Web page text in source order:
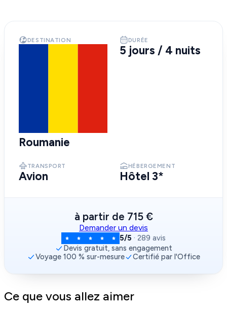
DESTINATION
Roumanie
DURÉE
5 jours / 4 nuits
TRANSPORT
Avion
HÉBERGEMENT
Hôtel 3*
à partir de 715 €
Demander un devis
5/5 · 289 avis
Devis gratuit, sans engagement
Voyage 100 % sur-mesure
Certifié par l'Office
Ce que vous allez aimer